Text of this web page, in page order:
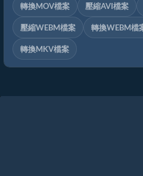
轉換MOV檔案 壓縮AVI檔案
壓縮WEBM檔案 轉換WEBM檔
轉換MKV檔案